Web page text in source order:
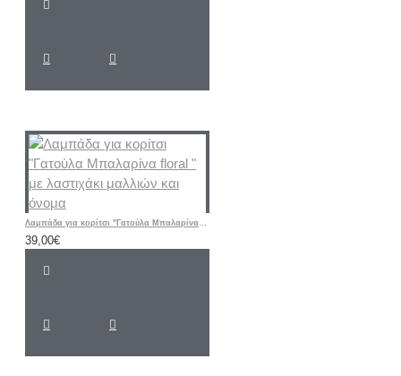
Λαμπάδα για κορίτσι "Γατούλα Μπαλαρίνα floral " με λαστιχάκι μαλλιών και όνομα
39,00€